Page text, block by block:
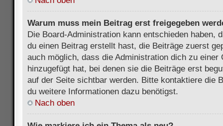
Warum muss mein Beitrag erst freigegeben
Die Board-Administration kann entschieden haben,
du einen Beitrag erstellt hast, die Beiträge zuerst
auch möglich, dass die Administration dich zu einer
hinzugefügt hat, bei denen sie die Beiträge erst
auf der Seite sichtbar werden. Bitte kontaktiere die
du weitere Informationen dazu benötigst.
Nach oben